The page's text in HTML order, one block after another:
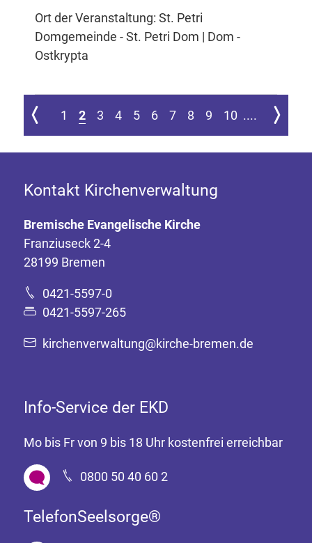
Ort der Veranstaltung: St. Petri
Domgemeinde - St. Petri Dom | Dom -
Ostkrypta
Seite springen
Zur vorherigen Seite
1 2 3 4 5 6 7 8 9 10 .... Zur
Kontakt Kirchenverwaltung
Bremische Evangelische Kirche
Franziuseck 2-4
28199 Bremen
0421-5597-0
0421-5597-265
kirchenverwaltung@kirche-bremen.de
Info-Service der EKD
Mo bis Fr von 9 bis 18 Uhr kostenfrei erreichbar
0800 50 40 60 2
TelefonSeelsorge®